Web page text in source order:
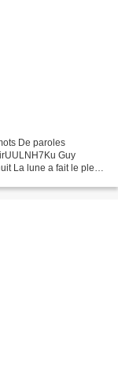
De paroles
Guy
La lune a fait le plein